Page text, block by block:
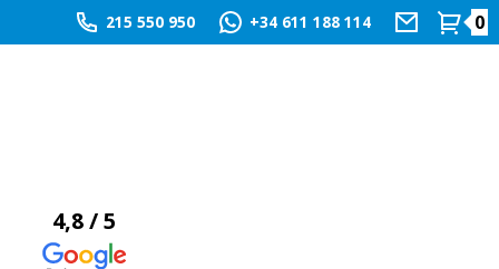
215 550 950 +34 611 188 114 0
4,8 / 5